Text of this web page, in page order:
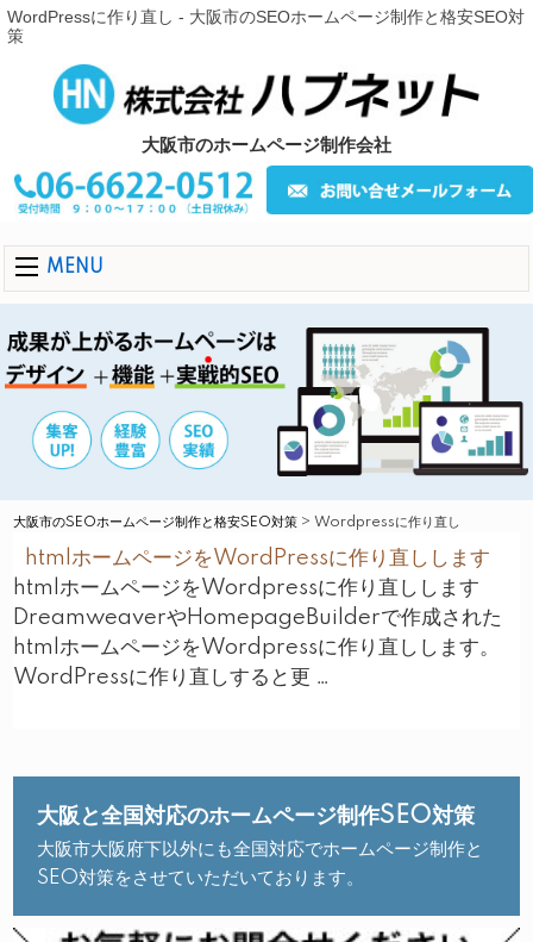
WordPressに作り直し - 大阪市のSEOホームページ制作と格安SEO対
策
大阪市のホームページ制作会社
MENU
大阪市のSEOホームページ制作と格安SEO対策 >Wordpressに作り直し
htmlホームページをWordPressに作り直しします
htmlホームページをWordpressに作り直しします
DreamweaverやHomepageBuilderで作成された
htmlホームページをWordpressに作り直しします。
WordPressに作り直しすると更 …
大阪と全国対応のホームページ制作SEO対策
大阪市大阪府下以外にも全国対応でホームページ制作と
SEO対策をさせていただいております。